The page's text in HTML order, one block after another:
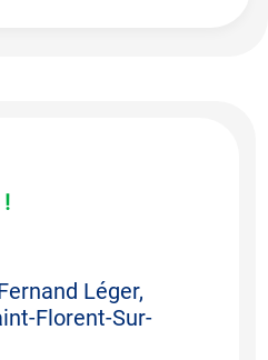
Léger,
Florent-Sur-